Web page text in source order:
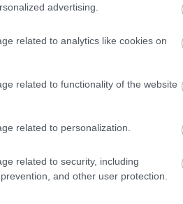
advertising.
related to analytics like cookies on
related to functionality of the website
related to personalization.
related to security, including
and other user protection.
και το Google News